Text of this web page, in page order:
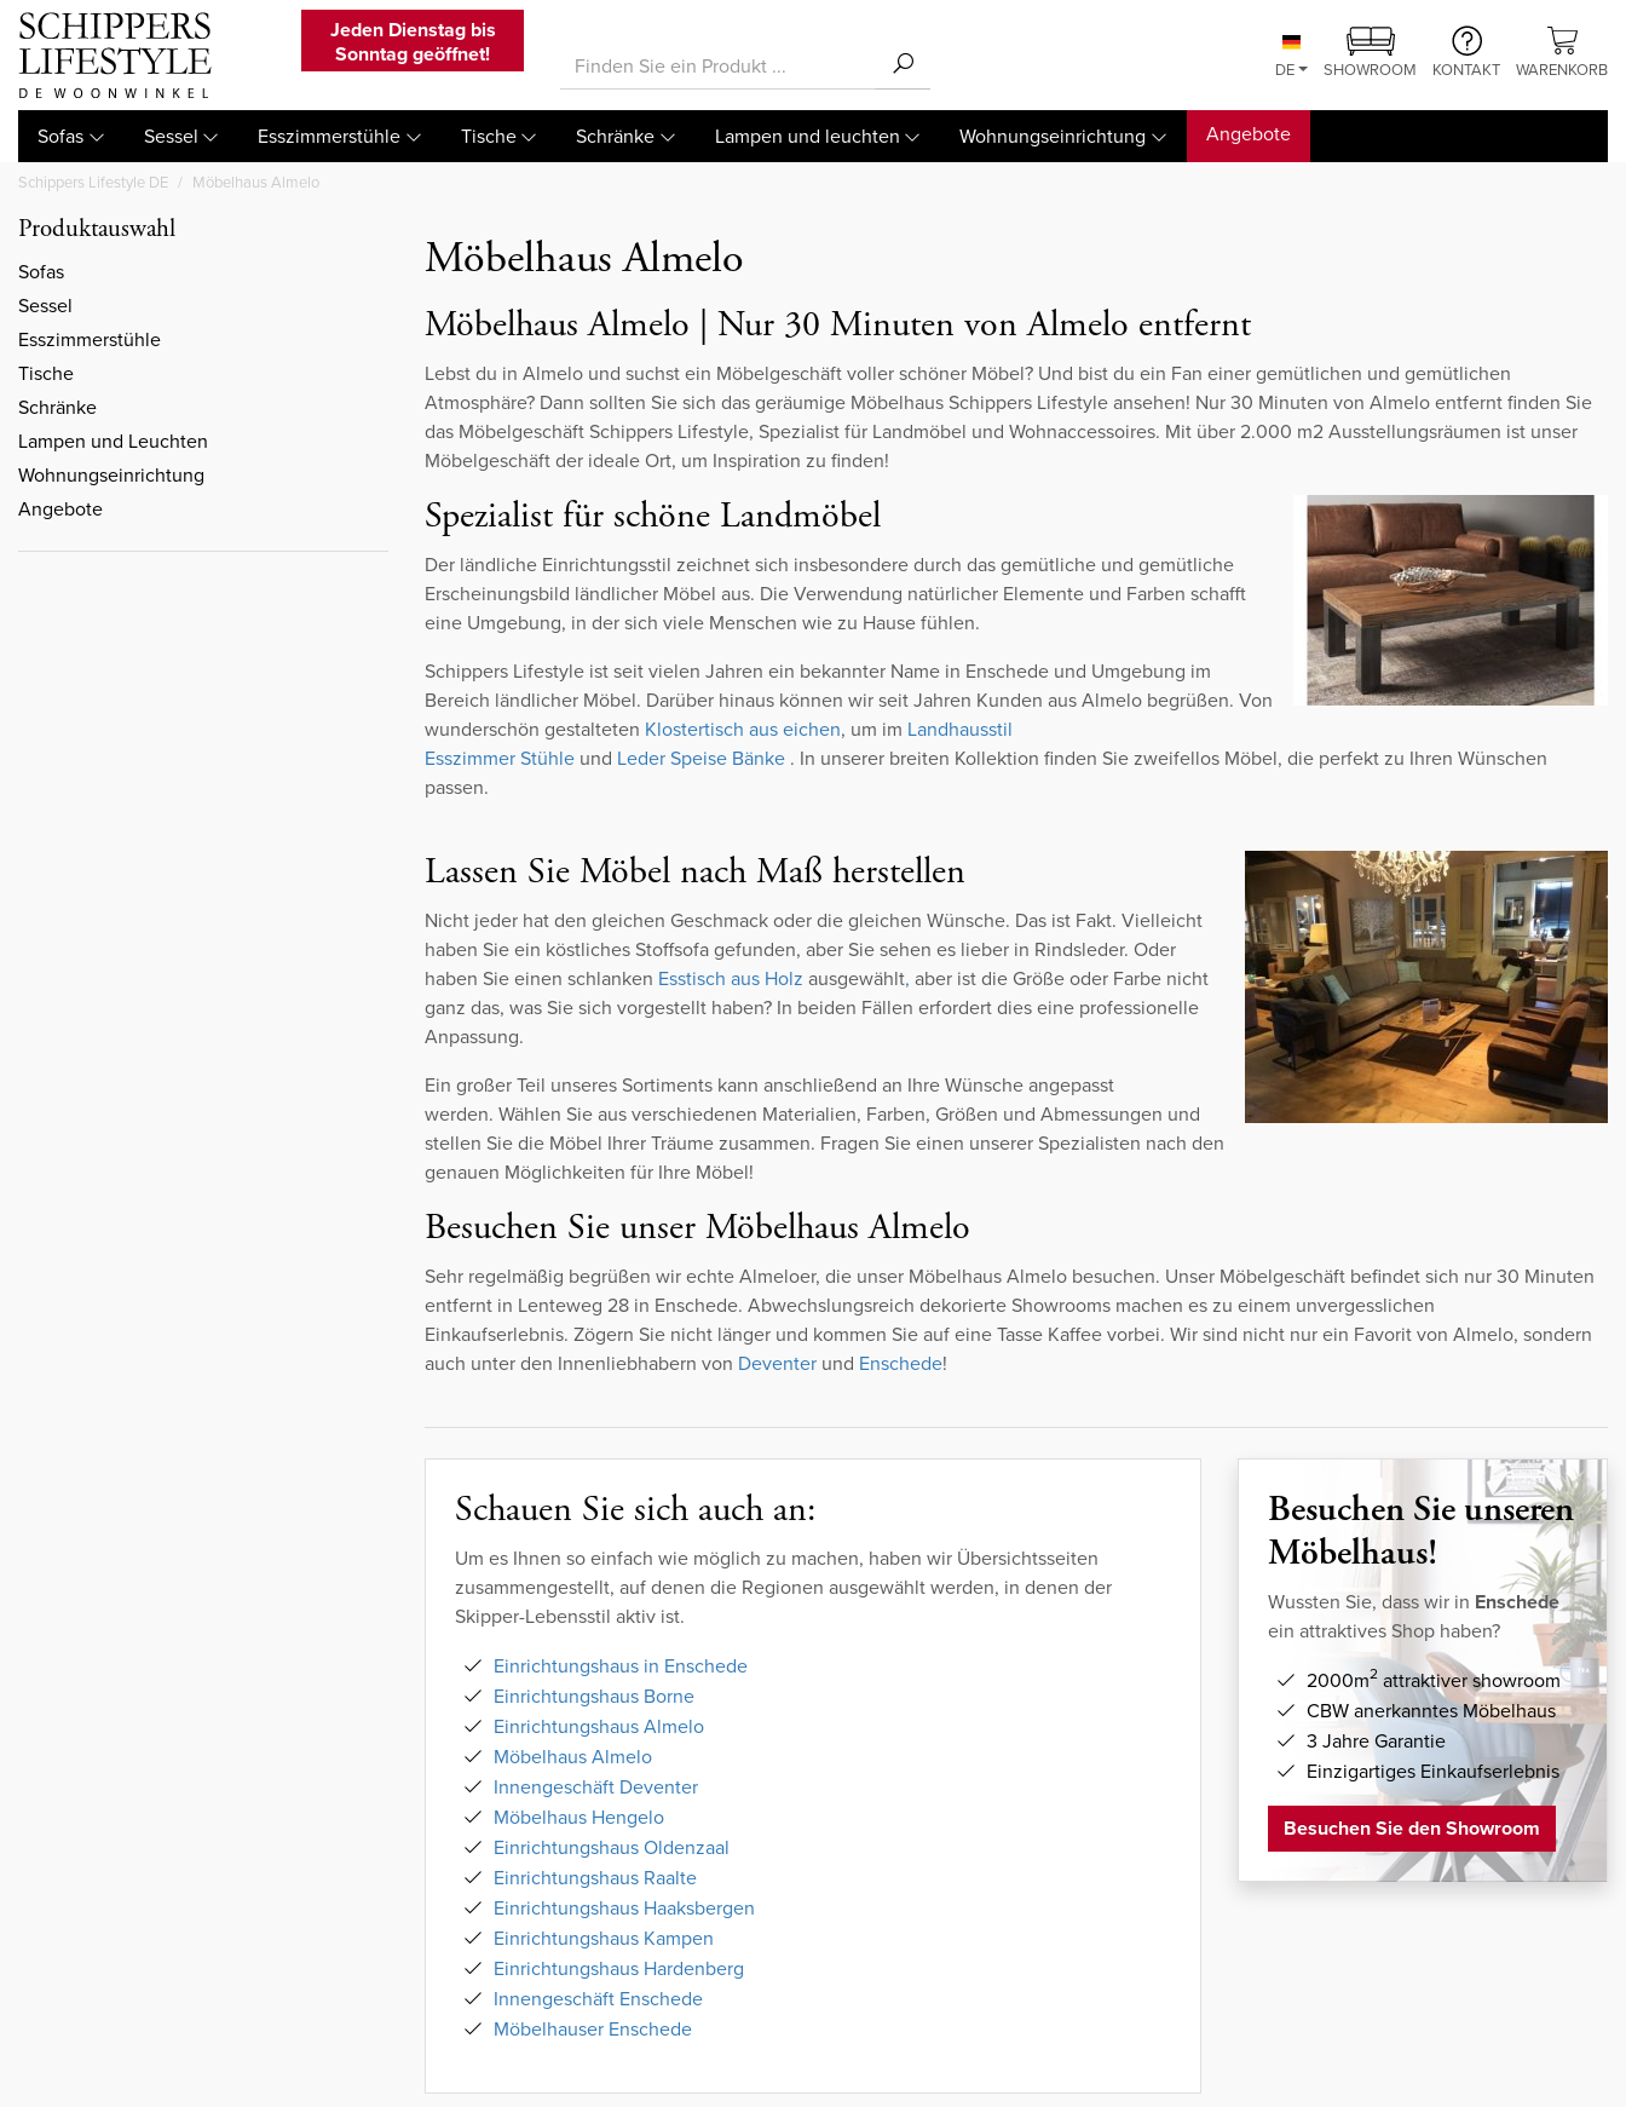
Jeden Dienstag bis
Sonntag geöffnet!
DE SHOWROOM KONTAKT WARENKORB
Sofas Sessel Esszimmerstühle Tische Schränke Lampen und leuchten Wohnungseinrichtung Angebote
Schippers Lifestyle DE Möbelhaus Almelo
Produktauswahl
Sofas
Sessel
Esszimmerstühle
Tische
Schränke
Lampen und Leuchten
Wohnungseinrichtung
Angebote
Möbelhaus Almelo
Möbelhaus Almelo | Nur 30 Minuten von Almelo entfernt
Lebst du in Almelo und suchst ein Möbelgeschäft voller schöner Möbel? Und bist du ein Fan einer gemütlichen und gemütlichen
Atmosphäre? Dann sollten Sie sich das geräumige Möbelhaus Schippers Lifestyle ansehen! Nur 30 Minuten von Almelo entfernt finden Sie
das Möbelgeschäft Schippers Lifestyle, Spezialist für Landmöbel und Wohnaccessoires. Mit über 2.000 m2 Ausstellungsräumen ist unser
Möbelgeschäft der ideale Ort, um Inspiration zu finden!
Spezialist für schöne Landmöbel
Der ländliche Einrichtungsstil zeichnet sich insbesondere durch das gemütliche und gemütliche
Erscheinungsbild ländlicher Möbel aus. Die Verwendung natürlicher Elemente und Farben schafft
eine Umgebung, in der sich viele Menschen wie zu Hause fühlen.
Schippers Lifestyle ist seit vielen Jahren ein bekannter Name in Enschede und Umgebung im
Bereich ländlicher Möbel. Darüber hinaus können wir seit Jahren Kunden aus Almelo begrüßen. Von
wunderschön gestalteten Klostertisch aus eichen, um im Landhausstil
EsszimmerStühle und LederSpeise Bänke . In unserer breiten Kollektion finden Sie zweifellos Möbel, die perfekt zu Ihren Wünschen
passen.
Lassen Sie Möbel nach Maß herstellen
Nicht jeder hat den gleichen Geschmack oder die gleichen Wünsche. Das ist Fakt. Vielleicht
haben Sie ein köstliches Stoffsofa gefunden, aber Sie sehen es lieber in Rindsleder. Oder
haben Sie einen schlanken Esstisch aus Holz ausgewählt, aber ist die Größe oder Farbe nicht
ganz das, was Sie sich vorgestellt haben? In beiden Fällen erfordert dies eine professionelle
Anpassung.
Ein großer Teil unseres Sortiments kann anschließend an Ihre Wünsche angepasst
werden. Wählen Sie aus verschiedenen Materialien, Farben, Größen und Abmessungen und
stellen Sie die Möbel Ihrer Träume zusammen. Fragen Sie einen unserer Spezialisten nach den
genauen Möglichkeiten für Ihre Möbel!
Besuchen Sie unser Möbelhaus Almelo
Sehr regelmäßig begrüßen wir echte Almeloer, die unser Möbelhaus Almelo besuchen. Unser Möbelgeschäft befindet sich nur 30 Minuten
entfernt in Lenteweg 28 in Enschede. Abwechslungsreich dekorierte Showrooms machen es zu einem unvergesslichen
Einkaufserlebnis. Zögern Sie nicht länger und kommen Sie auf eine Tasse Kaffee vorbei. Wir sind nicht nur ein Favorit von Almelo, sondern
auch unter den Innenliebhabern von Deventer und Enschede!
Schauen Sie sich auch an:
Um es Ihnen so einfach wie möglich zu machen, haben wir Übersichtsseiten
zusammengestellt, auf denen die Regionen ausgewählt werden, in denen der
Skipper-Lebensstil aktiv ist.
Einrichtungshaus in Enschede
Einrichtungshaus Borne
Einrichtungshaus Almelo
Möbelhaus Almelo
Innengeschäft Deventer
Möbelhaus Hengelo
Einrichtungshaus Oldenzaal
Einrichtungshaus Raalte
Einrichtungshaus Haaksbergen
Einrichtungshaus Kampen
Einrichtungshaus Hardenberg
Innengeschäft Enschede
Möbelhauser Enschede
Besuchen Sie unseren
Möbelhaus!
Wussten Sie, dass wir in Enschede
ein attraktives Shop haben?
2000m2 attraktiver showroom
CBW anerkanntes Möbelhaus
3 Jahre Garantie
Einzigartiges Einkaufserlebnis
Besuchen Sie den Showroom